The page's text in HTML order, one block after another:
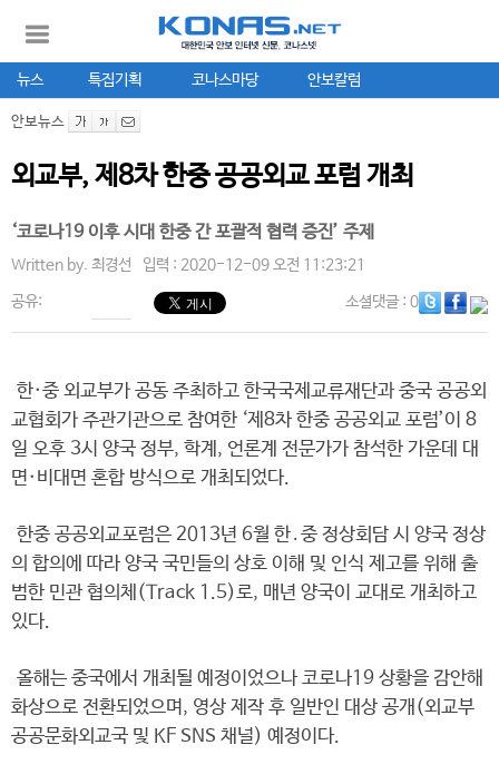
뉴스 특집기획 코나스마당 안보칼럼
안보뉴스
외교부, 제8차 한중 공공외교 포럼 개최
‘코로나19 이후 시대 한중 간 포괄적 협력 증진’ 주제
Written by. 최경선 입력 : 2020-12-09 오전 11:23:21
공유: 소셜댓글: 0
한·중 외교부가 공동 주최하고 한국국제교류재단과 중국 공공외
교협회가 주관기관으로 참여한 ‘제8차 한중 공공외교 포럼’이 8
일 오후 3시 양국 정부, 학계, 언론계 전문가가 참석한 가운데 대
면·비대면 혼합 방식으로 개최되었다.
한중 공공외교포럼은 2013년 6월 한․중 정상회담 시 양국 정상
의 합의에 따라 양국 국민들의 상호 이해 및 인식 제고를 위해 출
범한 민관 협의체(Track 1.5)로, 매년 양국이 교대로 개최하고
있다.
올해는 중국에서 개최될 예정이었으나 코로나19 상황을 감안해
화상으로 전환되었으며, 영상 제작 후 일반인 대상 공개(외교부
공공문화외교국 및 KF SNS 채널) 예정이다.